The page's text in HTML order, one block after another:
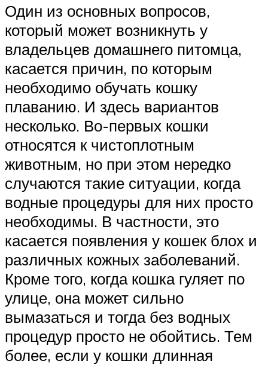
Один из основных вопросов,
который может возникнуть у
владельцев домашнего питомца,
касается причин, по которым
необходимо обучать кошку
плаванию. И здесь вариантов
несколько. Во-первых кошки
относятся к чистоплотным
животным, но при этом нередко
случаются такие ситуации, когда
водные процедуры для них просто
необходимы. В частности, это
касается появления у кошек блох и
различных кожных заболеваний.
Кроме того, когда кошка гуляет по
улице, она может сильно
вымазаться и тогда без водных
процедур просто не обойтись. Тем
более, если у кошки длинная